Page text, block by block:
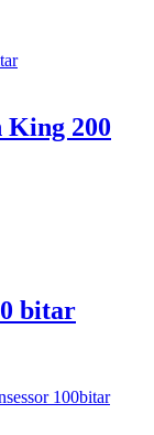
King 200
bitar